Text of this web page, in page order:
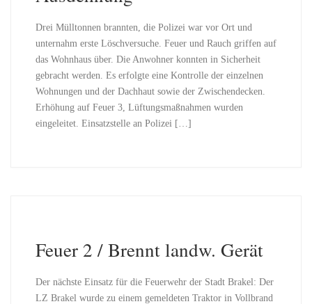
Drei Mülltonnen brannten, die Polizei war vor Ort und
unternahm erste Löschversuche. Feuer und Rauch griffen auf
das Wohnhaus über. Die Anwohner konnten in Sicherheit
gebracht werden. Es erfolgte eine Kontrolle der einzelnen
Wohnungen und der Dachhaut sowie der Zwischendecken.
Erhöhung auf Feuer 3, Lüftungsmaßnahmen wurden
eingeleitet. Einsatzstelle an Polizei […]
Feuer 2 / Brennt landw. Gerät
Der nächste Einsatz für die Feuerwehr der Stadt Brakel: Der
LZ Brakel wurde zu einem gemeldeten Traktor in Vollbrand